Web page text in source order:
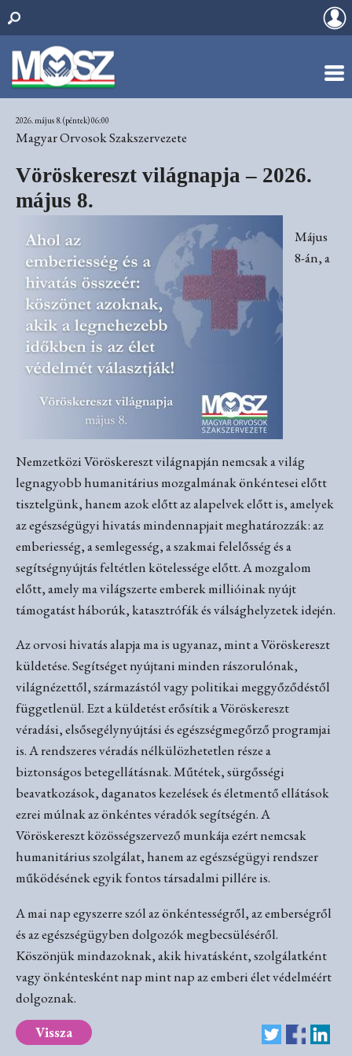
2026. május 8. (péntek) 06:00
Magyar Orvosok Szakszervezete
Vöröskereszt világnapja – 2026.
május 8.
Május
8-án, a
Nemzetközi Vöröskereszt világnapján nemcsak a világ
legnagyobb humanitárius mozgalmának önkéntesei előtt
tisztelgünk, hanem azok előtt az alapelvek előtt is, amelyek
az egészségügyi hivatás mindennapjait meghatározzák: az
emberiesség, a semlegesség, a szakmai felelősség és a
segítségnyújtás feltétlen kötelessége előtt. A mozgalom
előtt, amely ma világszerte emberek millióinak nyújt
támogatást háborúk, katasztrófák és válsághelyzetek idején.
Az orvosi hivatás alapja ma is ugyanaz, mint a Vöröskereszt
küldetése. Segítséget nyújtani minden rászorulónak,
világnézettől, származástól vagy politikai meggyőződéstől
függetlenül. Ezt a küldetést erősítik a Vöröskereszt
véradási, elsősegélynyújtási és egészségmegőrző programjai
is. A rendszeres véradás nélkülözhetetlen része a
biztonságos betegellátásnak. Műtétek, sürgősségi
beavatkozások, daganatos kezelések és életmentő ellátások
ezrei múlnak az önkéntes véradók segítségén. A
Vöröskereszt közösségszervező munkája ezért nemcsak
humanitárius szolgálat, hanem az egészségügyi rendszer
működésének egyik fontos társadalmi pillére is.
A mai nap egyszerre szól az önkéntességről, az emberségről
és az egészségügyben dolgozók megbecsüléséről.
Köszönjük mindazoknak, akik hivatásként, szolgálatként
vagy önkéntesként nap mint nap az emberi élet védelméért
dolgoznak.
Vissza